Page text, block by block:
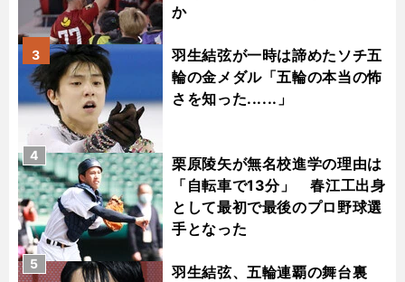
か
羽生結弦が一時は諦めたソチ五
輪の金メダル「五輪の本当の怖
さを知った......」
3
栗原陵矢が無名校進学の理由は
「自転車で13分」 春江工出身
として最初で最後のプロ野球選
手となった
4
羽生結弦、五輪連覇の舞台裏
5